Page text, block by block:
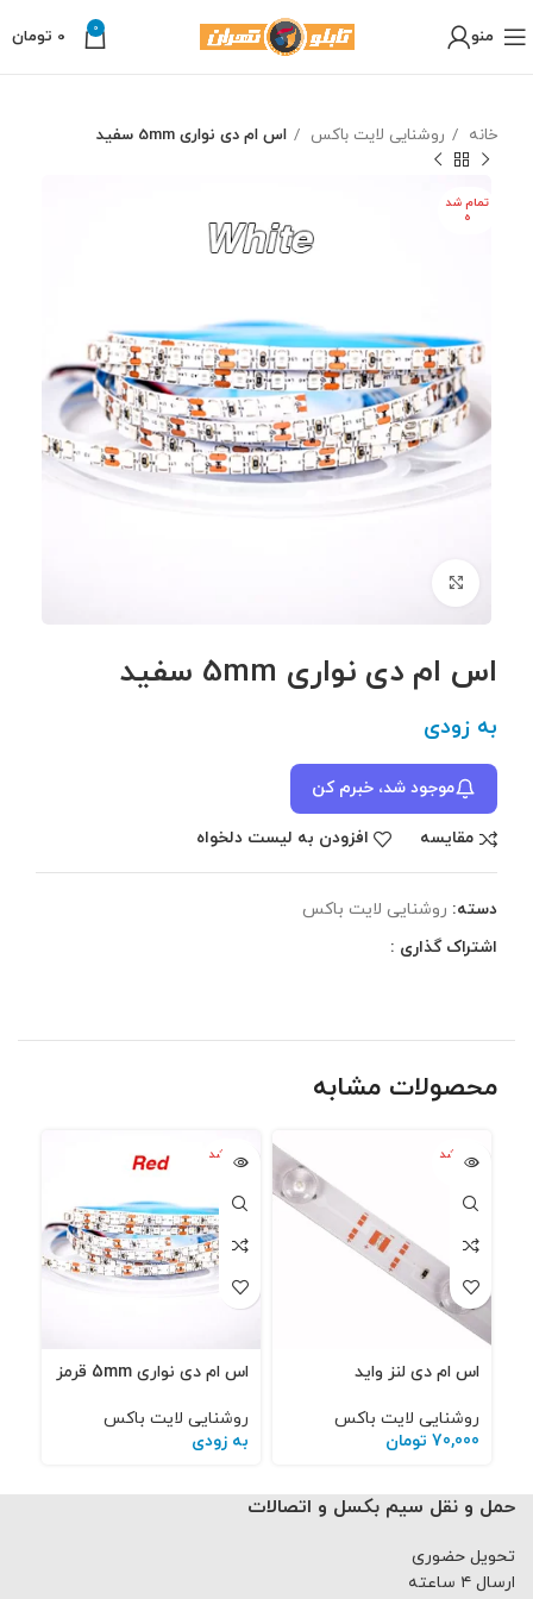
منو 0
0 تومان
خانه روشنایی لایت باکس اس ام دی نواری 5mm سفید
تمام شد
ه
اس ام دی نواری 5mm سفید
به زودی
موجود شد، خبرم کن
مقایسه افزودن به لیست دلخواه
دسته: روشنایی لایت باکس
اشتراک گذاری :
محصولات مشابه
تمام شد
ه
اس ام دی لنز واید
روشنایی لایت باکس
70,000 تومان
تمام شد
ه
اس ام دی نواری 5mm قرمز
روشنایی لایت باکس
به زودی
حمل و نقل سیم بکسل و اتصالات
تحویل حضوری
ارسال ۴ ساعته